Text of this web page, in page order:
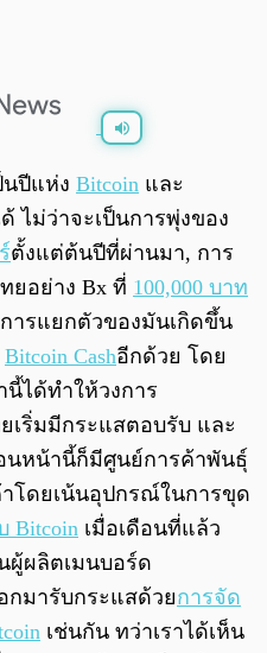
นปีแห่ง Bitcoin และ
ไม่ว่าจะเป็นการพุ่งของ
ตั้งแต่ต้นปีที่ผ่านมา, การ
ยอย่าง Bx ที่ 100,000 บาท
ารแยกตัวของมันเกิดขึ้น
Bitcoin Cashอีกด้วย โดย
นี้ได้ทำให้วงการ
เริ่มมีกระแสตอบรับ และ
นหน้านี้ก็มีศูนย์การค้าพันธุ์
โดยเน้นอุปกรณ์ในการขุด
Bitcoin เมื่อเดือนที่แล้ว
นผู้ผลิตเมนบอร์ด
กมารับกระแสด้วยการจัด
เช่นกัน ทว่าเราได้เห็น